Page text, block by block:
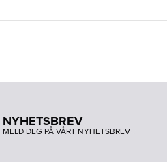
NYHETSBREV
MELD DEG PÅ VÅRT NYHETSBREV